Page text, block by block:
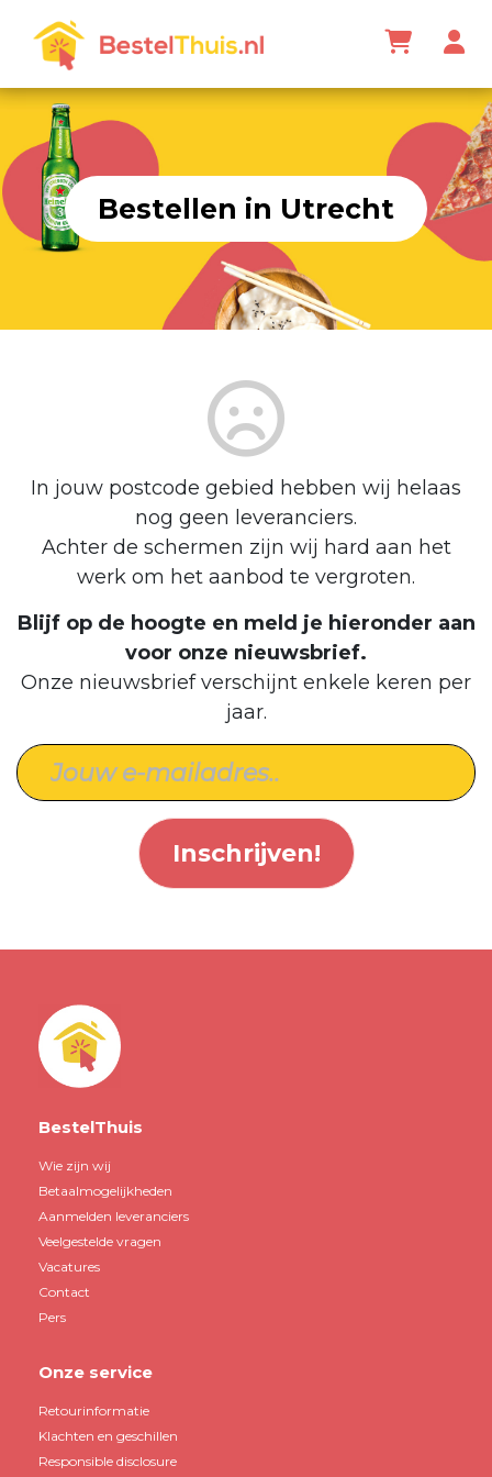
Bestellen in Utrecht
In jouw postcode gebied hebben wij helaas
nog geen leveranciers.
Achter de schermen zijn wij hard aan het
werk om het aanbod te vergroten.
Blijf op de hoogte en meld je hieronder aan
voor onze nieuwsbrief.
Onze nieuwsbrief verschijnt enkele keren per
jaar.
Inschrijven!
BestelThuis
Wie zijn wij
Betaalmogelijkheden
Aanmelden leveranciers
Veelgestelde vragen
Vacatures
Contact
Pers
Onze service
Retourinformatie
Klachten en geschillen
Responsible disclosure